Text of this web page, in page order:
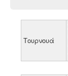
Τουρνουά